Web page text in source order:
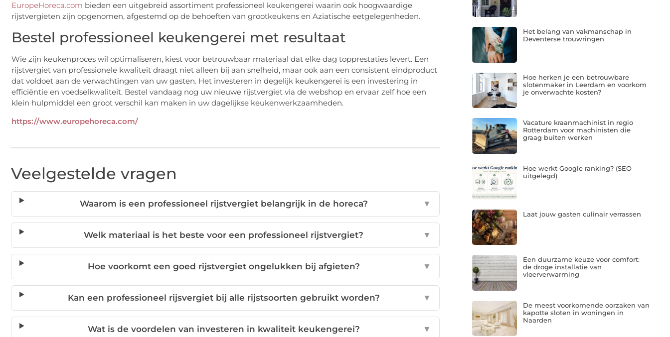
EuropeHoreca.com bieden een uitgebreid assortiment professioneel keukengerei waarin ook hoogwaardige
rijstvergieten zijn opgenomen, afgestemd op de behoeften van grootkeukens en Aziatische eetgelegenheden.
Bestel professioneel keukengerei met resultaat
Wie zijn keukenproces wil optimaliseren, kiest voor betrouwbaar materiaal dat elke dag topprestaties levert. Een
rijstvergiet van professionele kwaliteit draagt niet alleen bij aan snelheid, maar ook aan een consistent eindproduct
dat voldoet aan de verwachtingen van uw gasten. Het investeren in degelijk keukengerei is een investering in
efficiëntie en voedselkwaliteit. Bestel vandaag nog uw nieuwe rijstvergiet via de webshop en ervaar zelf hoe een
klein hulpmiddel een groot verschil kan maken in uw dagelijkse keukenwerkzaamheden.
https://www.europehoreca.com/
Veelgestelde vragen
Waarom is een professioneel rijstvergiet belangrijk in de horeca? ▼
Welk materiaal is het beste voor een professioneel rijstvergiet? ▼
Hoe voorkomt een goed rijstvergiet ongelukken bij afgieten? ▼
Kan een professioneel rijsvergiet bij alle rijstsoorten gebruikt worden? ▼
Wat is de voordelen van investeren in kwaliteit keukengerei? ▼
Het belang van vakmanschap in
Deventerse trouwringen
Hoe herken je een betrouwbare
slotenmaker in Leerdam en voorkom
je onverwachte kosten?
Vacature kraanmachinist in regio
Rotterdam voor machinisten die
graag buiten werken
Hoe werkt Google ranking? (SEO
uitgelegd)
Laat jouw gasten culinair verrassen
Een duurzame keuze voor comfort:
de droge installatie van
vloerverwarming
De meest voorkomende oorzaken van
kapotte sloten in woningen in
Naarden